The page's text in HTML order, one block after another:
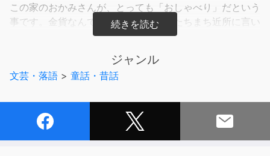
この家のおかみさんが、とっても「おしゃべり」だという
事です。金貨なんて持って帰ったら、たちまち近所に言い
ふらしてしまい、何が起こるかわかりません。そこでお百
ジャンル
文芸・落語 > 童話・昔話